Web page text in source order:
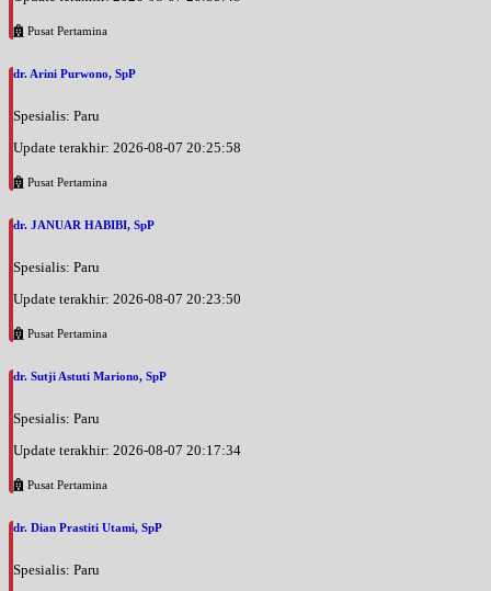
Pusat Pertamina
dr. Arini Purwono, SpP
Spesialis: Paru
Update terakhir: 2026-08-07 20:25:58
Pusat Pertamina
dr. JANUAR HABIBI, SpP
Spesialis: Paru
Update terakhir: 2026-08-07 20:23:50
Pusat Pertamina
dr. Sutji Astuti Mariono, SpP
Spesialis: Paru
Update terakhir: 2026-08-07 20:17:34
Pusat Pertamina
dr. Dian Prastiti Utami, SpP
Spesialis: Paru